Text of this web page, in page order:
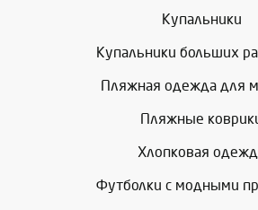
Купальники
Купальники больших
Пляжная одежда для
Пляжные
Хлопковая
Футболки с модными